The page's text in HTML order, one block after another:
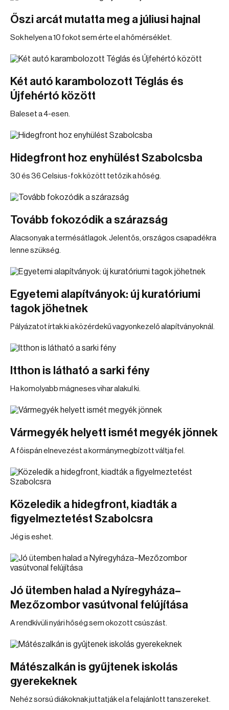
Őszi arcát mutatta meg a júliusi hajnal
Sok helyen a 10 fokot sem érte el a hőmérséklet.
Két autó karambolozott Téglás és
Újfehértó között
Baleset a 4-esen.
Hidegfront hoz enyhülést Szabolcsba
30 és 36 Celsius-fok között tetőzik a hőség.
Tovább fokozódik a szárazság
Alacsonyak a termésátlagok. Jelentős, országos csapadékra
lenne szükség.
Egyetemi alapítványok: új kuratóriumi
tagok jöhetnek
Pályázatot írtak ki a közérdekű vagyonkezelő alapítványoknál.
Itthon is látható a sarki fény
Ha komolyabb mágneses vihar alakul ki.
Vármegyék helyett ismét megyék jönnek
A főispán elnevezést a kormánymegbízott váltja fel.
Közeledik a hidegfront, kiadták a
figyelmeztetést Szabolcsra
Jég is eshet.
Jó ütemben halad a Nyíregyháza–
Mezőzombor vasútvonal felújítása
A rendkívüli nyári hőség sem okozott csúszást.
Mátészalkán is gyűjtenek iskolás
gyerekeknek
Nehéz sorsú diákoknak juttatják el a felajánlott tanszereket.